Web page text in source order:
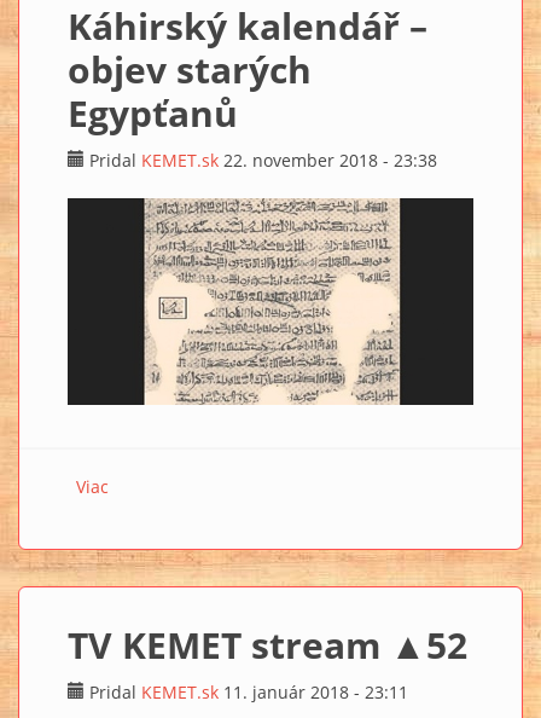
Káhirský kalendář –
objev starých
Egypťanů
Pridal KEMET.sk 22. november 2018 - 23:38
Viac
TV KEMET stream ▲52
Pridal KEMET.sk 11. január 2018 - 23:11